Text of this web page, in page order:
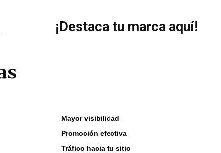
¡Destaca tu marca aquí!
Mayor visibilidad
Promoción efectiva
Tráfico hacia tu sitio